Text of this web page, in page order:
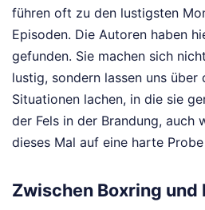
führen oft zu den lustigsten
Episoden. Die Autoren haben
gefunden. Sie machen sich
lustig, sondern lassen uns über
Situationen lachen, in die sie
der Fels in der Brandung, auch
dieses Mal auf eine harte
Zwischen Boxring und